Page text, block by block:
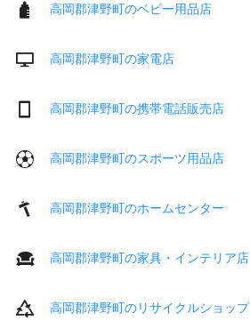
高岡郡津野町のベビー用品店
高岡郡津野町の家電店
高岡郡津野町の携帯電話販売店
高岡郡津野町のスポーツ用品店
高岡郡津野町のホームセンター
高岡郡津野町の家具・インテリア店
高岡郡津野町のリサイクルショップ